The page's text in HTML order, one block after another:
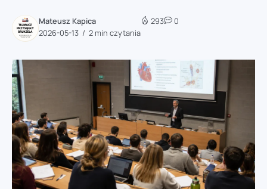
Mateusz Kapica
2026-05-13
2 min czytania
293 0